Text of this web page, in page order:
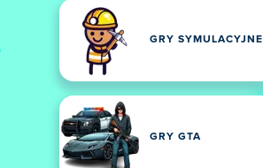
GRY SYMULACYJNE
GRY GTA